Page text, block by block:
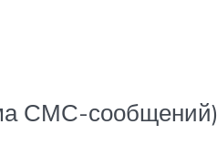
СМС-сообщений)